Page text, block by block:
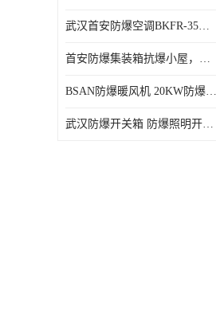
武汉首安防爆空调BKFR-35防爆空调生产厂家
首安防爆集装箱抗爆小屋，危化品暂存间厂家批发
BSAN防爆暖风机 20KW防爆工业暖风机
武汉防爆开关箱 防爆照明开关箱厂家